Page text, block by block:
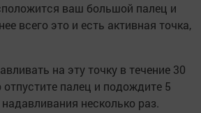
ваш большой палец и
всего это и есть активная точка,
на эту точку в течение 30
отпустите палец и подождите 5
несколько раз.